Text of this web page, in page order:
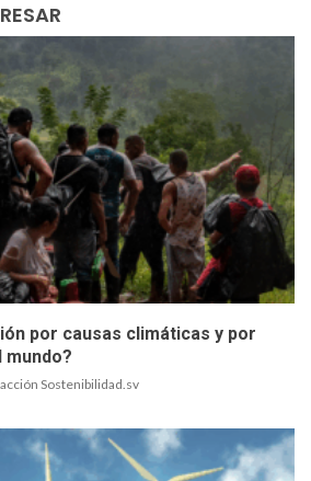
por causas climáticas y por
mundo?
Sostenibilidad.sv